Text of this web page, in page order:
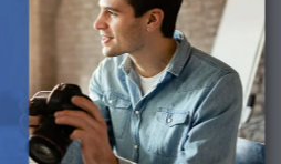
como PDF com os
usar o preset Saal
o ficheiro de opções de
descarregares e extraíres o